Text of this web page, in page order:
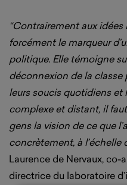
“Contrairement aux idées
forcément le marqueur
politique. Elle témoigne
déconnexion de la classe
leurs soucis quotidiens
complexe et distant, il
gens la vision de ce que
concrètement, à l’échelle
Laurence de Nervaux, co-
directrice du laboratoire